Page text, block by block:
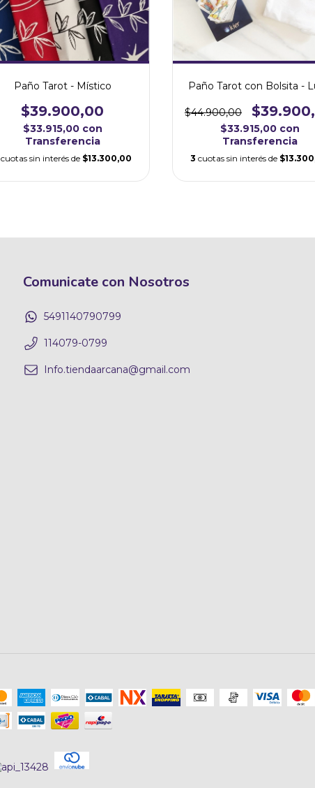
Paño Tarot - Místico
$39.900,00
$33.915,00 con
Transferencia
cuotas sin interés de $13.300,00
Paño Tarot con Bolsita -
$44.900,00
$33.915,00 con
Transferencia
3 cuotas sin interés de
Comunicate con Nosotros
5491140790799
114079-0799
Info.tiendaarcana@gmail.com